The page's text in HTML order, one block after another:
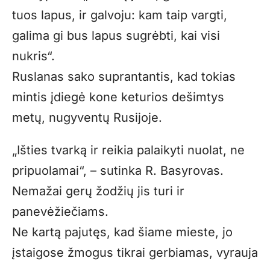
tuos lapus, ir galvoju: kam taip vargti,
galima gi bus lapus sugrėbti, kai visi
nukris“.
Ruslanas sako suprantantis, kad tokias
mintis įdiegė kone keturios dešimtys
metų, nugyventų Rusijoje.
„Išties tvarką ir reikia palaikyti nuolat, ne
pripuolamai“, – sutinka R. Basyrovas.
Nemažai gerų žodžių jis turi ir
panevėžiečiams.
Ne kartą pajutęs, kad šiame mieste, jo
įstaigose žmogus tikrai gerbiamas, vyrauja